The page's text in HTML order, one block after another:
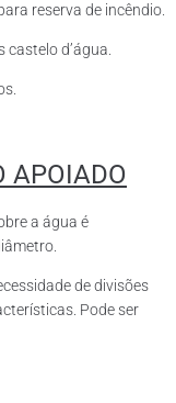
reserva de incêndio.
d’água.
APOIADO
a água é
de divisões
Pode ser